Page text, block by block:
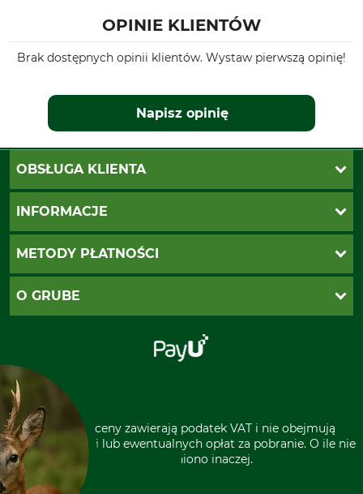
OPINIE KLIENTÓW
Brak dostępnych opinii klientów. Wystaw pierwszą opinię!
Napisz opinię
OBSŁUGA KLIENTA
Katalogi Grube
Ustawienia plików cookie
INFORMACJE
Koszty dostawy
Odstąpienie od zamówienia
METODY PŁATNOŚCI
PayU
O GRUBE
Grube w Europie
* Wszystkie ceny zawierają podatek VAT i nie obejmują
kosztów wysyłki lub ewentualnych opłat za pobranie. O ile nie
wyszczególniono inaczej.